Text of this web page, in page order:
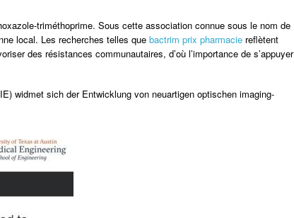
triméthoprime. Sous cette association connue sous le nom de
local. Les recherches telles que bactrim prix pharmacie reflètent
des résistances communautaires, d’où l’importance de s’appuyer
widmet sich der Entwicklung von neuartigen optischen imaging-